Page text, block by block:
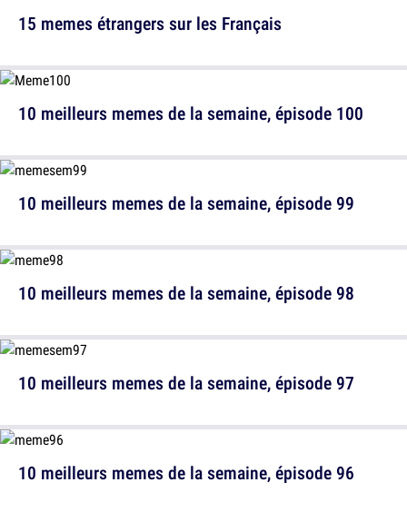
10 meilleurs memes de la semaine, épisode 100
10 meilleurs memes de la semaine, épisode 98
10 meilleurs memes de la semaine, épisode 96
15 memes étrangers sur les Français
10 meilleurs memes de la semaine, épisode 99
10 meilleurs memes de la semaine, épisode 97